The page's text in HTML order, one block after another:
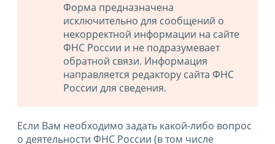
Форма предназначена
исключительно для сообщений о
некорректной информации на сайте
ФНС России и не подразумевает
обратной связи. Информация
направляется редактору сайта ФНС
России для сведения.
Если Вам необходимо задать какой-либо вопрос
о деятельности ФНС России (в том числе